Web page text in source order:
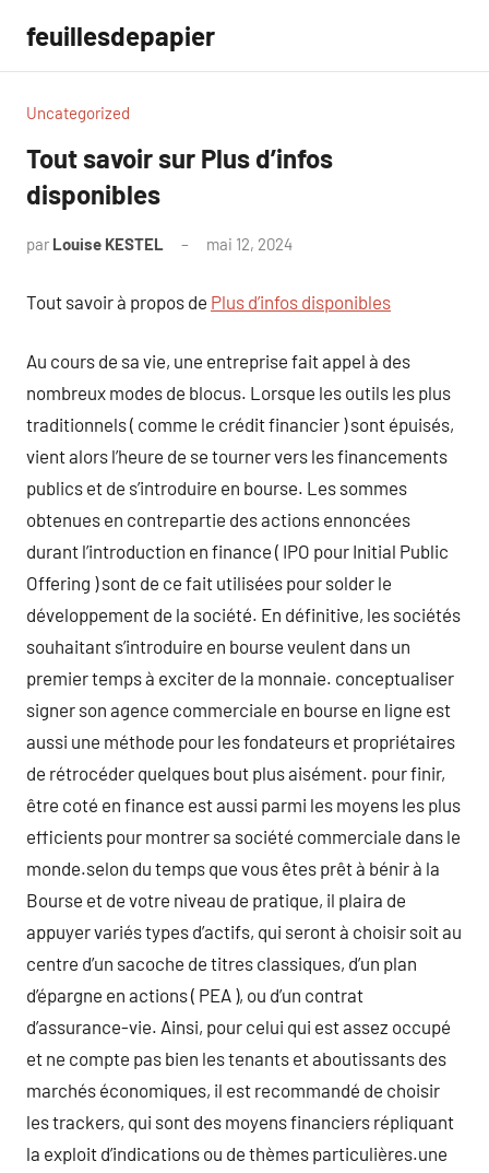
contenu
feuillesdepapier
Uncategorized
Tout savoir sur Plus d’infos
disponibles
par Louise KESTEL mai 12, 2024
Tout savoir à propos de Plus d’infos disponibles
Au cours de sa vie, une entreprise fait appel à des
nombreux modes de blocus. Lorsque les outils les plus
traditionnels ( comme le crédit financier ) sont épuisés,
vient alors l’heure de se tourner vers les financements
publics et de s’introduire en bourse. Les sommes
obtenues en contrepartie des actions ennoncées
durant l’introduction en finance ( IPO pour Initial Public
Offering ) sont de ce fait utilisées pour solder le
développement de la société. En définitive, les sociétés
souhaitant s’introduire en bourse veulent dans un
premier temps à exciter de la monnaie. conceptualiser
signer son agence commerciale en bourse en ligne est
aussi une méthode pour les fondateurs et propriétaires
de rétrocéder quelques bout plus aisément. pour finir,
être coté en finance est aussi parmi les moyens les plus
efficients pour montrer sa société commerciale dans le
monde.selon du temps que vous êtes prêt à bénir à la
Bourse et de votre niveau de pratique, il plaira de
appuyer variés types d’actifs, qui seront à choisir soit au
centre d’un sacoche de titres classiques, d’un plan
d’épargne en actions ( PEA ), ou d’un contrat
d’assurance-vie. Ainsi, pour celui qui est assez occupé
et ne compte pas bien les tenants et aboutissants des
marchés économiques, il est recommandé de choisir
les trackers, qui sont des moyens financiers répliquant
la exploit d’indications ou de thèmes particulières.une